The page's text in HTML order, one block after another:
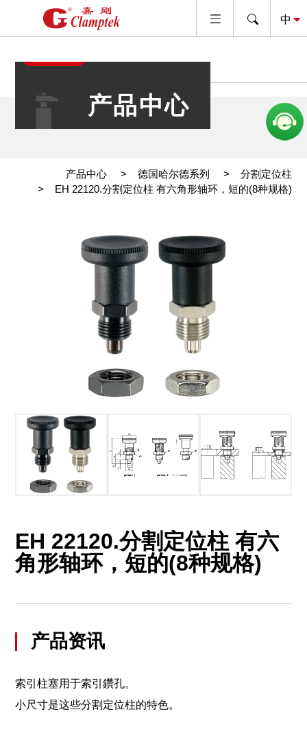
产品中心
产品中心 德国哈尔德系列
分割定位柱
EH 22120.分割定位柱 有六角形轴环，短的(8种规格)
EH 22120.分割定位柱 有六
角形轴环，短的(8种规格)
产品资讯
索引柱塞用于索引鑽孔。
小尺寸是这些分割定位柱的特色。